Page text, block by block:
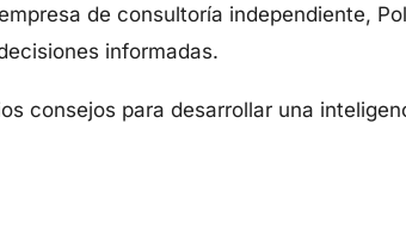
de consultoría independiente,
informadas.
consejos para desarrollar una